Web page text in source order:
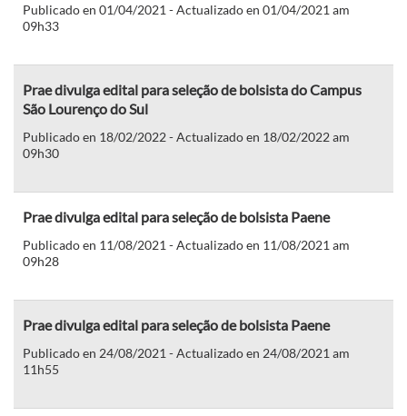
Publicado en 01/04/2021 - Actualizado en 01/04/2021 am
09h33
Prae divulga edital para seleção de bolsista do Campus
São Lourenço do Sul
Publicado en 18/02/2022 - Actualizado en 18/02/2022 am
09h30
Prae divulga edital para seleção de bolsista Paene
Publicado en 11/08/2021 - Actualizado en 11/08/2021 am
09h28
Prae divulga edital para seleção de bolsista Paene
Publicado en 24/08/2021 - Actualizado en 24/08/2021 am
11h55